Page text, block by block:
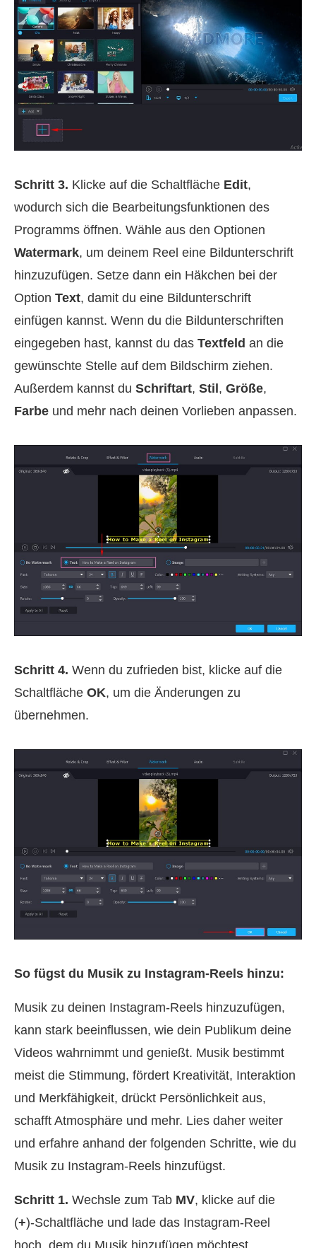
Schritt 3. Klicke auf die Schaltfläche Edit,
wodurch sich die Bearbeitungsfunktionen des
Programms öffnen. Wähle aus den Optionen
Watermark, um deinem Reel eine Bildunterschrift
hinzuzufügen. Setze dann ein Häkchen bei der
Option Text, damit du eine Bildunterschrift
einfügen kannst. Wenn du die Bildunterschriften
eingegeben hast, kannst du das Textfeld an die
gewünschte Stelle auf dem Bildschirm ziehen.
Außerdem kannst du Schriftart, Stil , Größe,
Farbe und mehr nach deinen Vorlieben anpassen.
Schritt 4. Wenn du zufrieden bist, klicke auf die
Schaltfläche OK, um die Änderungen zu
übernehmen.
So fügst du Musik zu Instagram‑Reels hinzu:
Musik zu deinen Instagram‑Reels hinzuzufügen,
kann stark beeinflussen, wie dein Publikum deine
Videos wahrnimmt und genießt. Musik bestimmt
meist die Stimmung, fördert Kreativität, Interaktion
und Merkfähigkeit, drückt Persönlichkeit aus,
schafft Atmosphäre und mehr. Lies daher weiter
und erfahre anhand der folgenden Schritte, wie du
Musik zu Instagram‑Reels hinzufügst.
Schritt 1. Wechsle zum Tab MV, klicke auf die
(+)‑Schaltfläche und lade das Instagram‑Reel
hoch, dem du Musik hinzufügen möchtest.